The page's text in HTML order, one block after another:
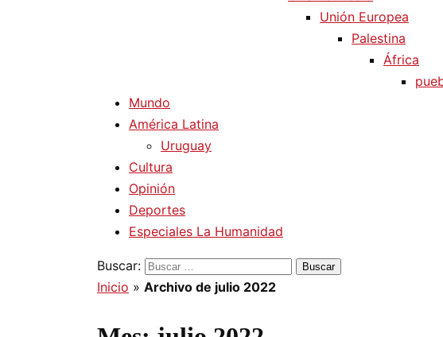
Unión Europea
Palestina
África
Mundo
América Latina
Uruguay
Cultura
Opinión
Deportes
Especiales La Humanidad
Buscar:
Inicio » Archivo de julio 2022